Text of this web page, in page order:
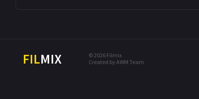
FILMIX
© 2026 Filmix
Created by AWM Team